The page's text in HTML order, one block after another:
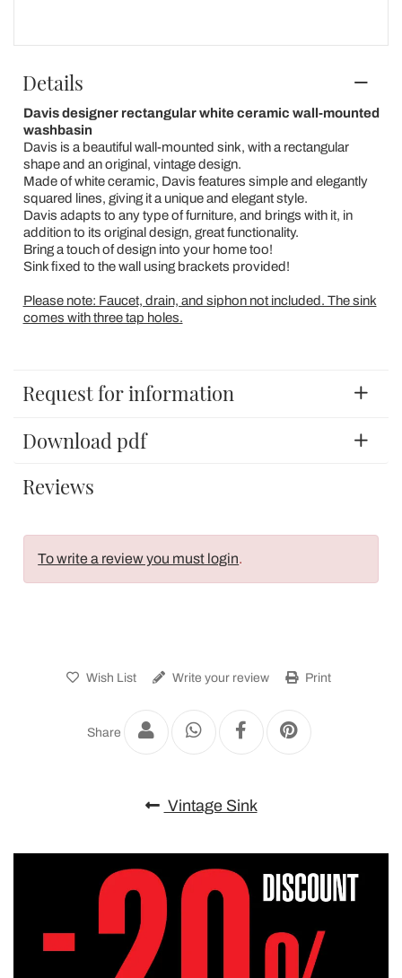
Details
Davis designer rectangular white ceramic wall-mounted
washbasin
Davis is a beautiful wall-mounted sink, with a rectangular
shape and an original, vintage design.
Made of white ceramic, Davis features simple and elegantly
squared lines, giving it a unique and elegant style.
Davis adapts to any type of furniture, and brings with it, in
addition to its original design, great functionality.
Bring a touch of design into your home too!
Sink fixed to the wall using brackets provided!
Please note: Faucet, drain, and siphon not included. The sink
comes with three tap holes.
Request for information
Download pdf
Reviews
To write a review you must login.
Wish List Write your review Print
Share
Vintage Sink